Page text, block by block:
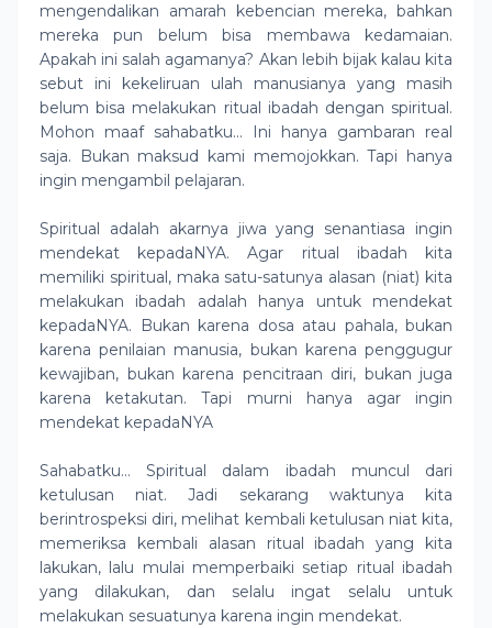
mengendalikan amarah kebencian mereka, bahkan
mereka pun belum bisa membawa kedamaian.
Apakah ini salah agamanya? Akan lebih bijak kalau kita
sebut ini kekeliruan ulah manusianya yang masih
belum bisa melakukan ritual ibadah dengan spiritual.
Mohon maaf sahabatku… Ini hanya gambaran real
saja. Bukan maksud kami memojokkan. Tapi hanya
ingin mengambil pelajaran.
Spiritual adalah akarnya jiwa yang senantiasa ingin
mendekat kepadaNYA. Agar ritual ibadah kita
memiliki spiritual, maka satu-satunya alasan (niat) kita
melakukan ibadah adalah hanya untuk mendekat
kepadaNYA. Bukan karena dosa atau pahala, bukan
karena penilaian manusia, bukan karena penggugur
kewajiban, bukan karena pencitraan diri, bukan juga
karena ketakutan. Tapi murni hanya agar ingin
mendekat kepadaNYA
Sahabatku… Spiritual dalam ibadah muncul dari
ketulusan niat. Jadi sekarang waktunya kita
berintrospeksi diri, melihat kembali ketulusan niat kita,
memeriksa kembali alasan ritual ibadah yang kita
lakukan, lalu mulai memperbaiki setiap ritual ibadah
yang dilakukan, dan selalu ingat selalu untuk
melakukan sesuatunya karena ingin mendekat.